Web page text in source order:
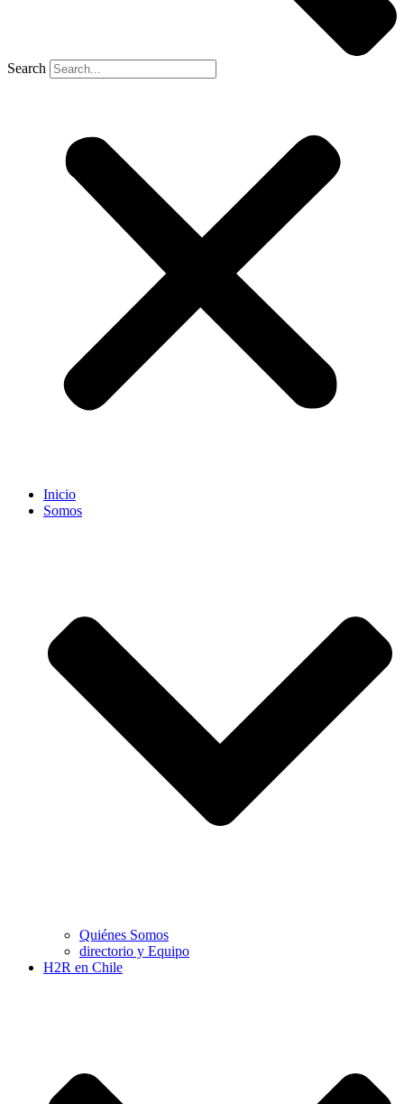
Search
Inicio
Somos
Quiénes Somos
directorio y Equipo
H2R en Chile